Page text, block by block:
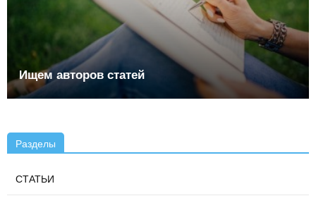
Ищем авторов статей
Разделы
СТАТЬИ